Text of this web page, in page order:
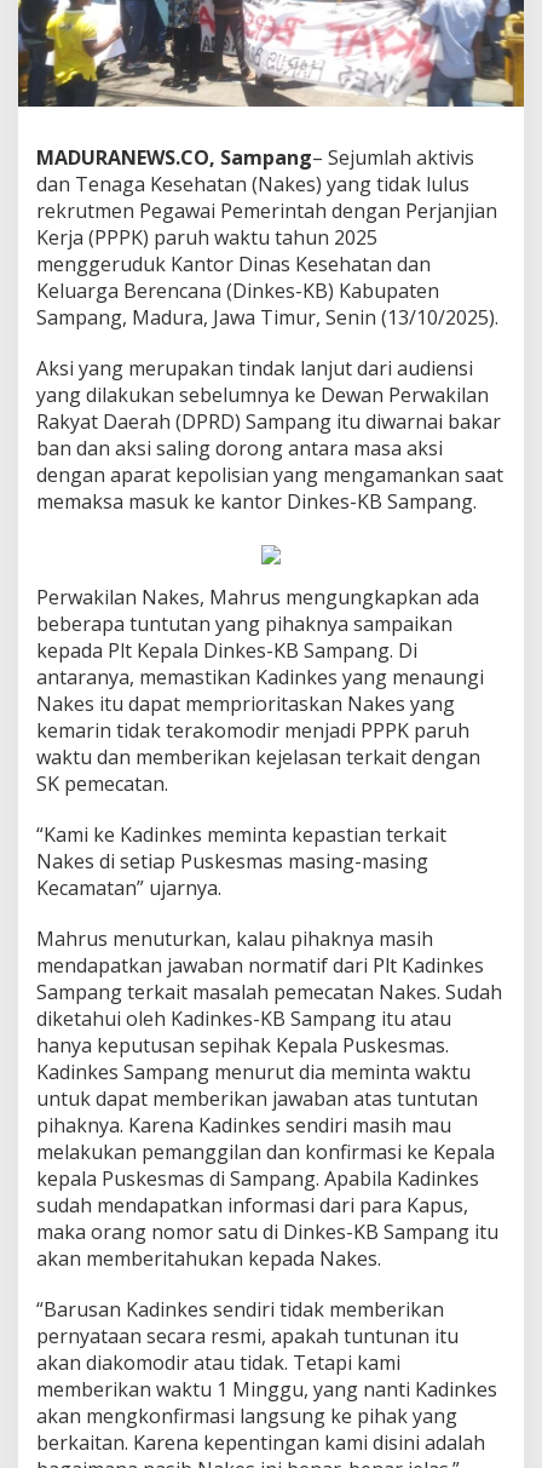
MADURANEWS.CO, Sampang– Sejumlah aktivis
dan Tenaga Kesehatan (Nakes) yang tidak lulus
rekrutmen Pegawai Pemerintah dengan Perjanjian
Kerja (PPPK) paruh waktu tahun 2025
menggeruduk Kantor Dinas Kesehatan dan
Keluarga Berencana (Dinkes-KB) Kabupaten
Sampang, Madura, Jawa Timur, Senin (13/10/2025).
Aksi yang merupakan tindak lanjut dari audiensi
yang dilakukan sebelumnya ke Dewan Perwakilan
Rakyat Daerah (DPRD) Sampang itu diwarnai bakar
ban dan aksi saling dorong antara masa aksi
dengan aparat kepolisian yang mengamankan saat
memaksa masuk ke kantor Dinkes-KB Sampang.
Perwakilan Nakes, Mahrus mengungkapkan ada
beberapa tuntutan yang pihaknya sampaikan
kepada Plt Kepala Dinkes-KB Sampang. Di
antaranya, memastikan Kadinkes yang menaungi
Nakes itu dapat memprioritaskan Nakes yang
kemarin tidak terakomodir menjadi PPPK paruh
waktu dan memberikan kejelasan terkait dengan
SK pemecatan.
“Kami ke Kadinkes meminta kepastian terkait
Nakes di setiap Puskesmas masing-masing
Kecamatan” ujarnya.
Mahrus menuturkan, kalau pihaknya masih
mendapatkan jawaban normatif dari Plt Kadinkes
Sampang terkait masalah pemecatan Nakes. Sudah
diketahui oleh Kadinkes-KB Sampang itu atau
hanya keputusan sepihak Kepala Puskesmas.
Kadinkes Sampang menurut dia meminta waktu
untuk dapat memberikan jawaban atas tuntutan
pihaknya. Karena Kadinkes sendiri masih mau
melakukan pemanggilan dan konfirmasi ke Kepala
kepala Puskesmas di Sampang. Apabila Kadinkes
sudah mendapatkan informasi dari para Kapus,
maka orang nomor satu di Dinkes-KB Sampang itu
akan memberitahukan kepada Nakes.
“Barusan Kadinkes sendiri tidak memberikan
pernyataan secara resmi, apakah tuntunan itu
akan diakomodir atau tidak. Tetapi kami
memberikan waktu 1 Minggu, yang nanti Kadinkes
akan mengkonfirmasi langsung ke pihak yang
berkaitan. Karena kepentingan kami disini adalah